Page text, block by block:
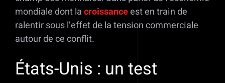
mondiale dont lacroissanceest en train de
ralentir sous l’effet de la tension commerciale
autour de ce conflit.
États-Unis : un test